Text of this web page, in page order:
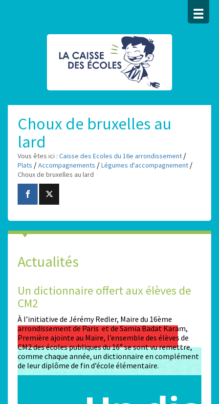
Choux de bruxelles au
lard
Vous êtes ici : Caisse des Ecoles du 16e arrondissement /
Plats /Accompagnements /Légumes d'accompagnement /
Choux de bruxelles au lard
Actualités
Un dictionnaire offert aux élèves de
CM2
À l’initiative de Jérémy Redler, Maire du 16ème
arrondissement de Paris et de Samia Badat Karam,
Première ajointe au Maire, l’ensemble des élèves de
CM2 des écoles publiques du 16ᵉ se sont vu remettre,
comme chaque année, un dictionnaire en complément
de leur diplôme de fin d’école élémentaire.